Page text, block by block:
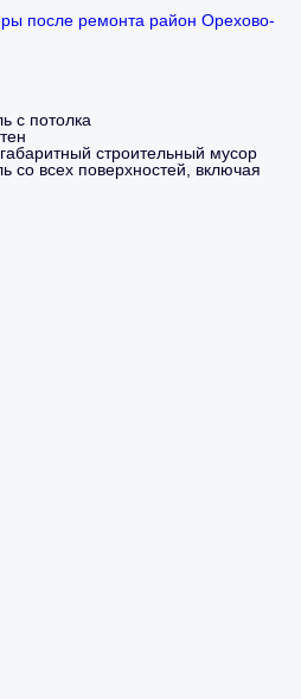
после ремонта район Орехово-
с потолка
строительный мусор
со всех поверхностей, включая